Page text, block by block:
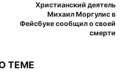
Христианский деятель
Михаил Моргулис в
Фейсбуке сообщил о своей
смерти
ТЕМЕ